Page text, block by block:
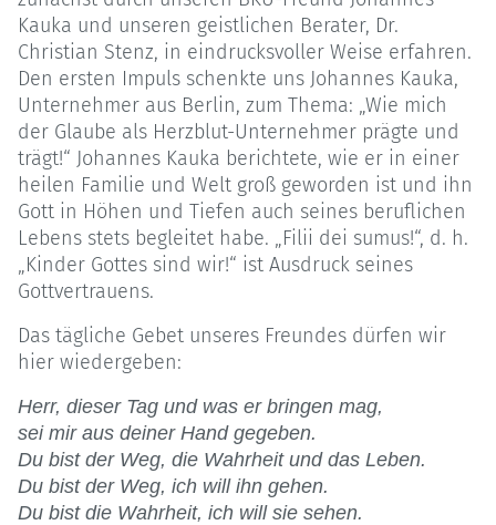
Kauka und unseren geistlichen Berater, Dr.
Christian Stenz, in eindrucksvoller Weise erfahren.
Den ersten Impuls schenkte uns Johannes Kauka,
Unternehmer aus Berlin, zum Thema: „Wie mich
der Glaube als Herzblut-Unternehmer prägte und
trägt!“ Johannes Kauka berichtete, wie er in einer
heilen Familie und Welt groß geworden ist und ihn
Gott in Höhen und Tiefen auch seines beruflichen
Lebens stets begleitet habe. „Filii dei sumus!“, d. h.
„Kinder Gottes sind wir!“ ist Ausdruck seines
Gottvertrauens.
Das tägliche Gebet unseres Freundes dürfen wir
hier wiedergeben:
Herr, dieser Tag und was er bringen mag,
sei mir aus deiner Hand gegeben.
Du bist der Weg, die Wahrheit und das Leben.
Du bist der Weg, ich will ihn gehen.
Du bist die Wahrheit, ich will sie sehen.